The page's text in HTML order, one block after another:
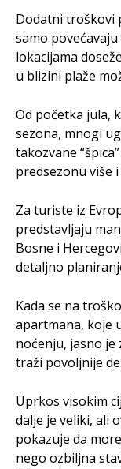
Dodatni troškovi
samo
lokacijama
u blizini plaže
Od početka jula,
sezona, mnogi
takozvane
predsezonu više
Za turiste iz
predstavljaju
Bosne i
detaljno
Kada se na
apartmana, koje
noćenju, jasno
traži povoljnije
Uprkos visokim
dalje je veliki, ali
pokazuje da
nego ozbiljna